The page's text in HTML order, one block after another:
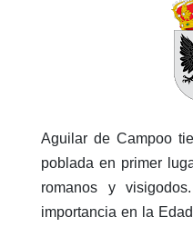
Aguilar de Campoo
poblada en primer
romanos y
importancia en la